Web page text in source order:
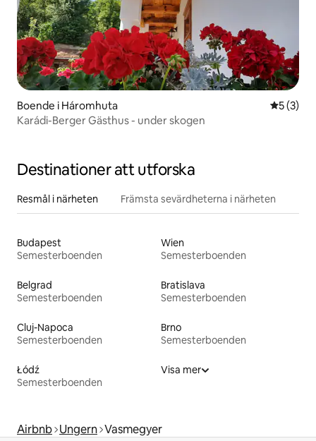
Boende i Háromhuta 5 av 5 i
5 (3)
Karádi-Berger Gästhus - under skogen
Destinationer att utforska
Resmål i närheten Främsta sevärdheterna i närheten
Budapest
Semesterboenden
Wien
Semesterboenden
Belgrad
Semesterboenden
Bratislava
Semesterboenden
Cluj-Napoca
Semesterboenden
Brno
Semesterboenden
Łódź
Semesterboenden
Visa mer
Airbnb Ungern Vasmegyer